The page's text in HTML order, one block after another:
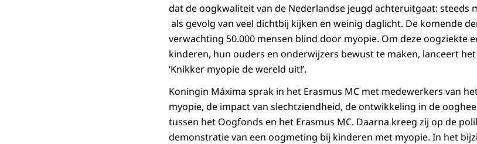
dat de oogkwaliteit van de Nederlandse jeugd achteruitgaat: steeds
als gevolg van veel dichtbij kijken en weinig daglicht. De komende
verwachting 50.000 mensen blind door myopie. Om deze oogziekte
kinderen, hun ouders en onderwijzers bewust te maken, lanceert
‘Knikker myopie de wereld uit!’.
Koningin Máxima sprak in het Erasmus MC met medewerkers van
myopie, de impact van slechtziendheid, de ontwikkeling in de
tussen het Oogfonds en het Erasmus MC. Daarna kreeg zij op de
demonstratie van een oogmeting bij kinderen met myopie. In het